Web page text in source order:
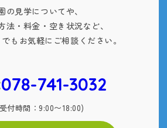
の見学についてや、
法・料金・空き状況など、
もお気軽にご相談ください。
078-741-3032
付時間：9:00〜18:00)